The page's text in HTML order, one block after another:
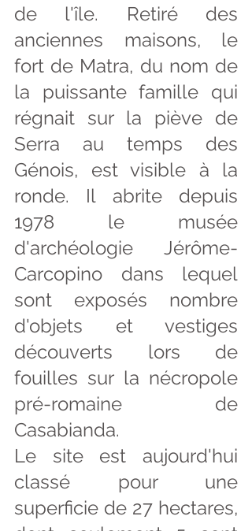
de l'île. Retiré des
anciennes maisons, le
fort de Matra, du nom de
la puissante famille qui
régnait sur la piève de
Serra au temps des
Génois, est visible à la
ronde. Il abrite depuis
1978 le musée
d'archéologie Jérôme-
Carcopino dans lequel
sont exposés nombre
d'objets et vestiges
découverts lors de
fouilles sur la nécropole
pré-romaine de
Casabianda.
Le site est aujourd'hui
classé pour une
superficie de 27 hectares,